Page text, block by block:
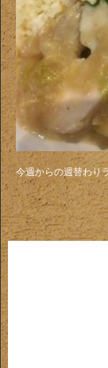
今週からの週替わり